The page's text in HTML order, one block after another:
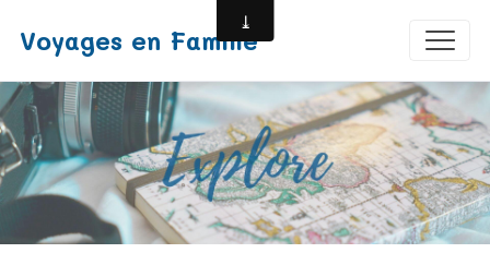
Voyages en Famille